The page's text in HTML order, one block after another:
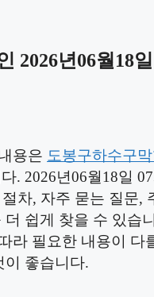
2026년06월18
용은 도봉구하수구
. 2026년06월18일
차, 자주 묻는 질문,
쉽게 찾을 수 있습
라 필요한 내용이 다
이 좋습니다.